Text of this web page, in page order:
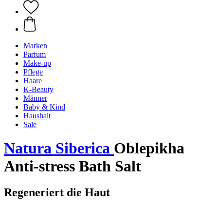
Marken
Parfum
Make-up
Pflege
Haare
K-Beauty
Männer
Baby & Kind
Haushalt
Sale
Natura Siberica Oblepikha
Anti-stress Bath Salt
Regeneriert die Haut